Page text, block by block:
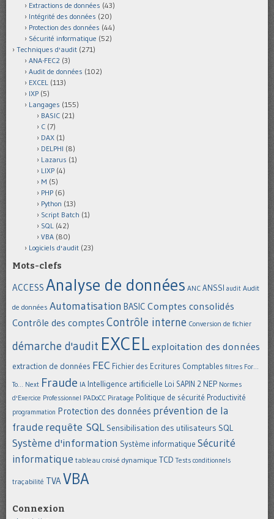
Extractions de données (43)
Intégrité des données (20)
Protection des données (44)
Sécurité informatique (52)
Techniques d'audit (271)
ANA-FEC2 (3)
Audit de données (102)
EXCEL (113)
IXP (5)
Langages (155)
BASIC (21)
C (7)
DAX (1)
DELPHI (8)
Lazarus (1)
LIXP (4)
M (5)
PHP (6)
Python (13)
Script Batch (1)
SQL (42)
VBA (80)
Logiciels d'audit (23)
Mots-clefs
ACCESS Analyse de données ANC ANSSI audit Audit
de données Automatisation BASIC Comptes consolidés
Contrôle des comptes Contrôle interne Conversion de fichier
démarche d'audit EXCEL exploitation des données
extraction de données FEC Fichier des Ecritures Comptables filtres For...
To... Next Fraude IA Intelligence artificielle Loi SAPIN 2 NEP Normes
d'Exercice Professionnel PADoCC Piratage Politique de sécurité Productivité
programmation Protection des données prévention de la
fraude requête SQL Sensibilisation des utilisateurs SQL
Système d'information Système informatique Sécurité
informatique tableau croisé dynamique TCD Tests conditionnels
traçabilité TVAVBA
Connexion